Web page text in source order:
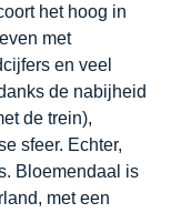
het hoog in
met
en veel
de nabijheid
de trein),
sfeer. Echter,
Bloemendaal is
met een